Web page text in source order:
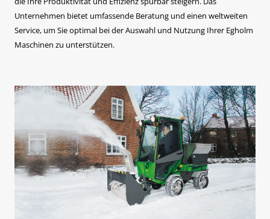
Unternehmen bietet umfassende Beratung und einen weltweiten
Service, um Sie optimal bei der Auswahl und Nutzung Ihrer Egholm
Maschinen zu unterstützen.